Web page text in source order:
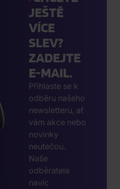
JEŠTĚ
VÍCE
SLEV?
ZADEJTE
E-MAIL.
Přihlaste se k
odběru našeho
newsletteru, ať
vám akce nebo
novinky
neutečou.
Naše
odběratele
navíc